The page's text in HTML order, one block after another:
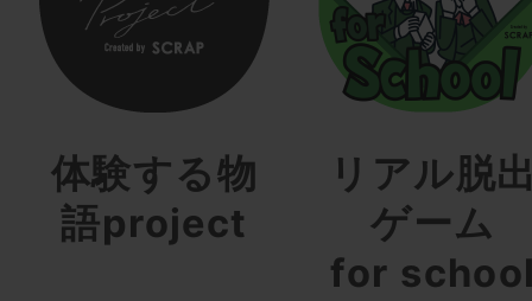
体験する物
語project
リアル脱
ゲーム
for